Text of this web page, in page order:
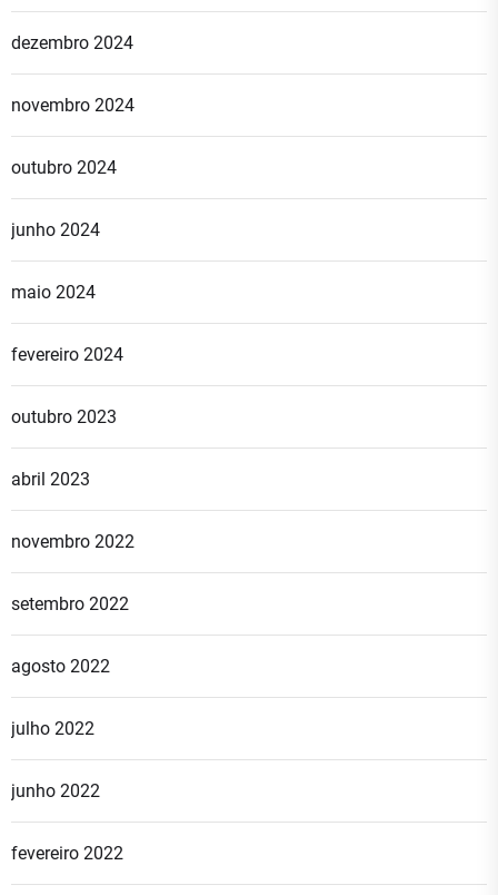
dezembro 2024
novembro 2024
outubro 2024
junho 2024
maio 2024
fevereiro 2024
outubro 2023
abril 2023
novembro 2022
setembro 2022
agosto 2022
julho 2022
junho 2022
fevereiro 2022